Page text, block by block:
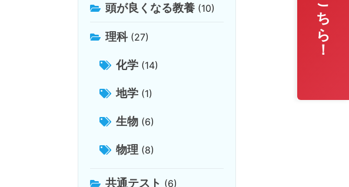
頭が良くなる教養 (10)
理科(27)
化学 (14)
地学 (1)
生物 (6)
物理 (8)
共通テスト (6)